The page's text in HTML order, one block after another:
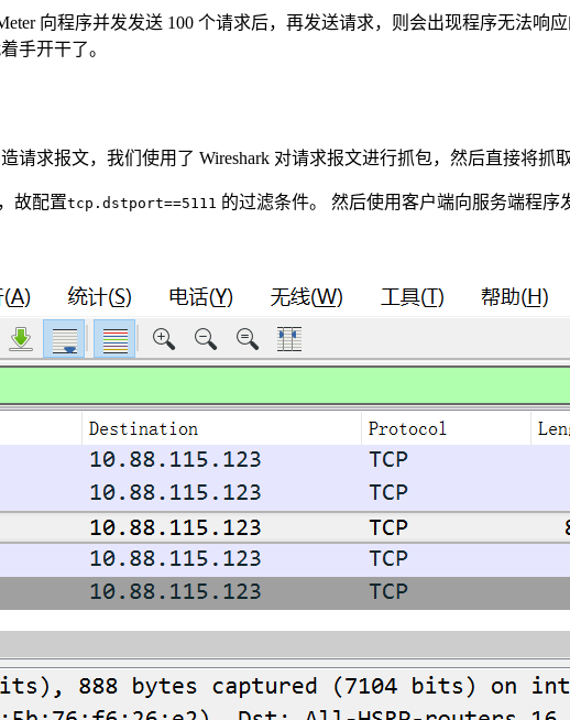
向程序并发发送 100 个请求后，再发送请求，则会出现程序无法响
手开干了。
求报文，我们使用了 Wireshark 对请求报文进行抓包，然后直接将抓取
故配置tcp.dstport==5111 的过滤条件。 然后使用客户端向服务端程序